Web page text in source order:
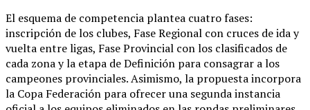
El esquema de competencia plantea cuatro fases:
inscripción de los clubes, Fase Regional con cruces de ida y
vuelta entre ligas, Fase Provincial con los clasificados de
cada zona y la etapa de Definición para consagrar a los
campeones provinciales. Asimismo, la propuesta incorpora
la Copa Federación para ofrecer una segunda instancia